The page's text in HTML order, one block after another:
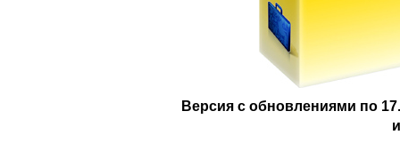
Версия с обновлениями по